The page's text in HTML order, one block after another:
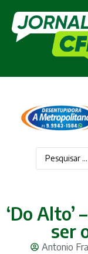
‘Do Alto’
ser
Antonio